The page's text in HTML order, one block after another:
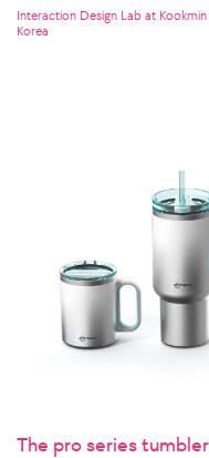
Interaction Design Lab at Kookmin
Korea
The pro series tumbler